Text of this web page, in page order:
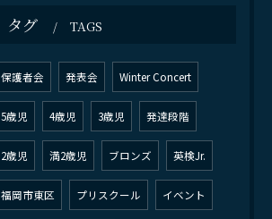
タグ TAGS
保護者会 発表会 Winter Concert
5歳児 4歳児 3歳児 発達段階
2歳児 満2歳児 ブロンズ 英検Jr.
福岡市東区 プリスクール イベント